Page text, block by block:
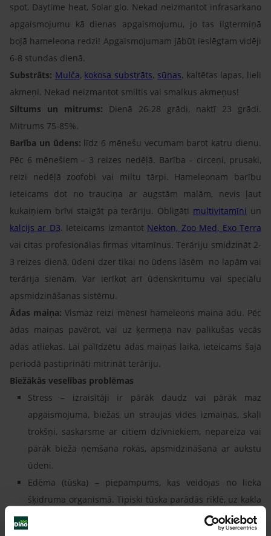
spot, Daytime heat, Solar glo. Nekad neizmantot infrasarkano
apgaismojumu kā dienas apgaismojumu, jo tas ilgtermiņā
bojā hameleona redzi! Apgaismojumam jābūt ieslēgtam vidēji
6-8 stundas dienā.
Substrāts: Mulča, kokosa substrāts, sūnas, kaltētas lapas, lieli
akmeņi. Nekad neizmantot smiltis vai smalkus akmeņus!
Siltums un mitrums: Dienā 26-28 grādi, naktī 23 grādi.
Mitrums 75-85%.
Barība un ūdens: līdz 6 mēnešu vecumam barot katru dienu.
Pēc 6 mēnešiem – 3 reizes nedēļā. Barība – circeņi, prusaki,
reizi nedēļā zoofobi vai miltu tārpi. Hameleonam barību
ieteicams dot no trauciņa ar augstām malām, nevis ļaut
kukaiņiem brīvi staigāt pa terāriju. Obligāti multivitamīni un
kalcijs ar D3. Ieteicams izmantot Nekton, Zoo Med, Exo Terra
vai citas profesionālas firmas vitamīnus. Terāriju smidzināt 2-
3 reizes dienā, ūdeni dzer tikai no ūdens lāsēm no lapām vai
terārija sienām. Var ierīkot arī ūdenskritumu vai speciālu
apsmidzināšanas sistēmu.
Ādas maiņa:Vismaz reizi mēnesī hameleons maina ādu. Pēc
ādas maiņas pavērot, vai uz ķermeņa nav palikušas vecās
ādas atliekas. Lai palīdzētu ādas maiņas laikā, ieteicams šajā
periodā pastiprināti mitrināt terāriju.
Biežākās veselības problēmas
Stress – izraisītāji ir pārāk daudz vai pārāk maz
apgaismojuma, biežas un straujas vides izmaiņas, skaļi
trokšņi, saskarsme ar citiem dzīvniekiem, nepareiza vai
pārāk bieža ņemšana rokās, apsmidzināšana ar aukstu
ūdeni.
Edēma (tūska) – piepampums, kas veidojas no lieka
šķidruma organismā. Tipiski tūska parādās rīklē, uz kakla
vai krūtīm. Rodas, ja tiek dots pārāk daudz vitamīnu. Vai,